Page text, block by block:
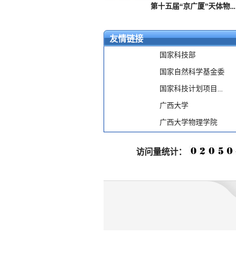
第十五届“京广厦”天体物...
友情链接
国家科技部
国家自然科学基金委
国家科技计划项目...
广西大学
广西大学物理学院
访问量统计：